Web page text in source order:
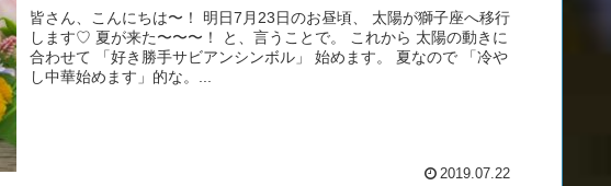
皆さん、こんにちは〜！ 明日7月23日のお昼頃、 太陽が獅子座へ移行
します♡ 夏が来た〜〜〜！ と、言うことで。 これから 太陽の動きに
合わせて 「好き勝手サビアンシンボル」 始めます。 夏なので 「冷や
し中華始めます」的な。...
2019.07.22